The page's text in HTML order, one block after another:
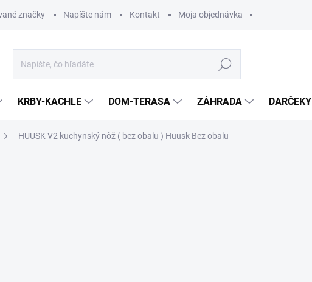
značky Napíšte nám Kontakt Moja objednávka
Hľadať
KRBY-KACHLE DOM-TERASA ZÁHRADA DARČEKY
HUUSK V2 kuchynský nôž ( bez obalu ) Huusk Bez obalu